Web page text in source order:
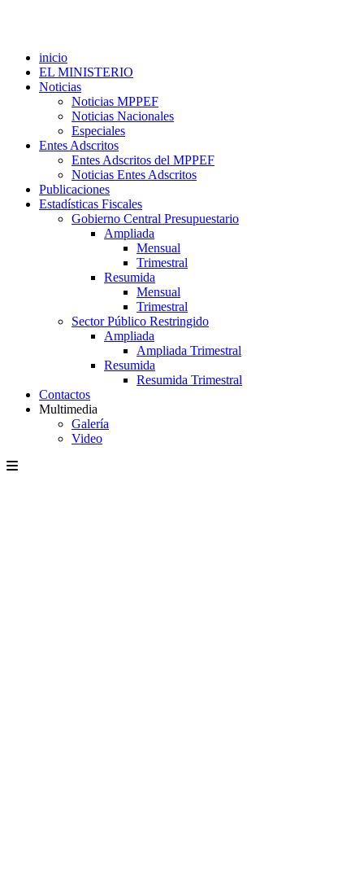
inicio
EL MINISTERIO
Noticias
Noticias MPPEF
Noticias Nacionales
Especiales
Entes Adscritos
Entes Adscritos del MPPEF
Noticias Entes Adscritos
Publicaciones
Estadísticas Fiscales
Gobierno Central Presupuestario
Ampliada
Mensual
Trimestral
Resumida
Mensual
Trimestral
Sector Público Restringido
Ampliada
Ampliada Trimestral
Resumida
Resumida Trimestral
Contactos
Multimedia
Galería
Video